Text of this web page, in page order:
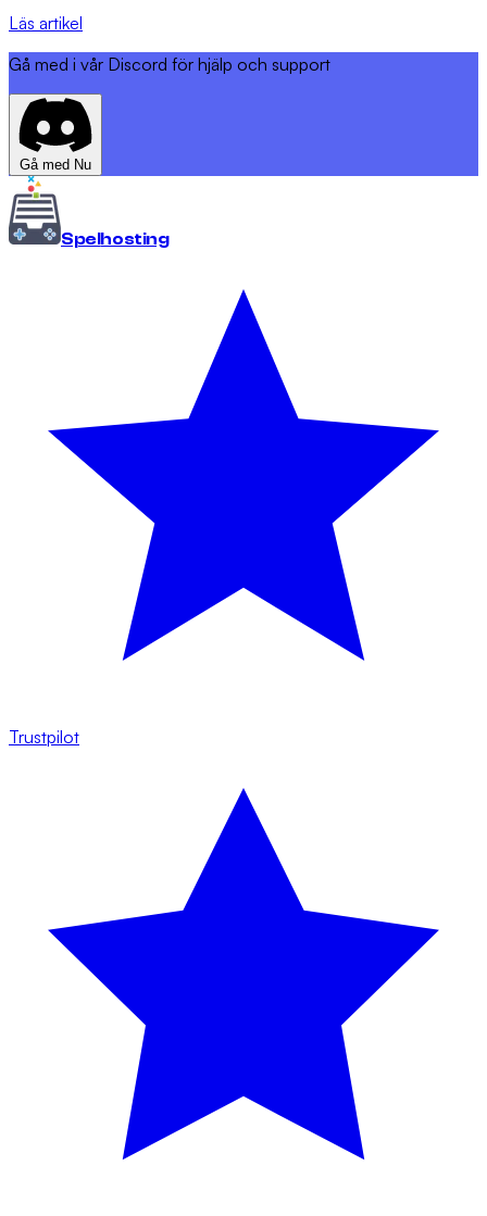
Läs artikel
Gå med i vår Discord för hjälp och support
Gå med Nu
Spelhosting
Trustpilot